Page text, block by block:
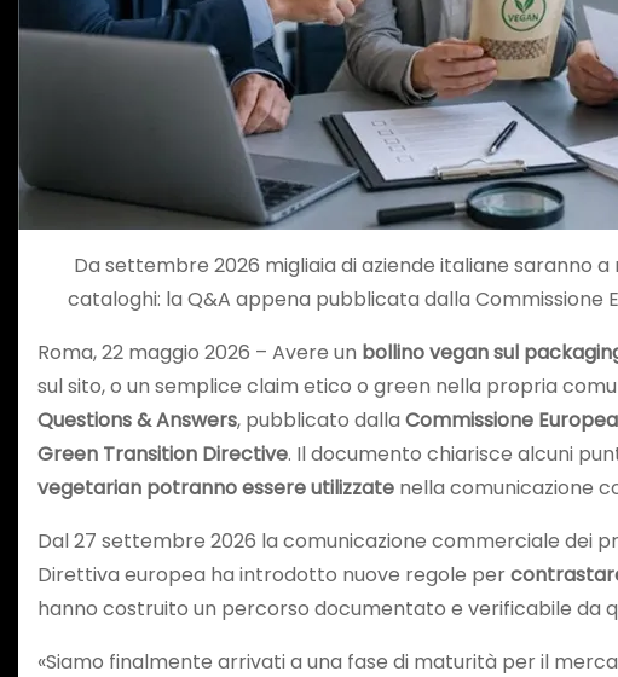
Da settembre 2026 migliaia di aziende italiane saranno a
cataloghi: la Q&A appena pubblicata dalla Commissione
Roma, 22 maggio 2026 – Avere un bollino vegan sul
sul sito, o un semplice claim etico o green nella propria
Questions & Answers, pubblicato dalla Commissione
Green Transition Directive. Il documento chiarisce alcuni
vegetarian potranno essere utilizzate nella comunicazione
Dal 27 settembre 2026 la comunicazione commerciale dei
Direttiva europea ha introdotto nuove regole per
hanno costruito un percorso documentato e verificabile da
«Siamo finalmente arrivati a una fase di maturità per il